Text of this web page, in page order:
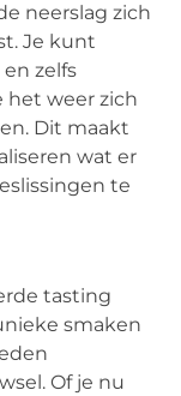
neerslag zich
Je kunt
zelfs
het weer zich
Dit maakt
wat er
te
tasting
smaken
Of je nu